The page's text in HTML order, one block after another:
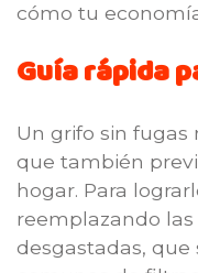
cómo tu
Guía rápida
Un grifo sin fugas
que también
hogar. Para
reemplazando
desgastadas, que